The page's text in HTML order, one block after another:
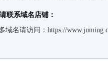
联系域名店铺：
域名请访问： https://